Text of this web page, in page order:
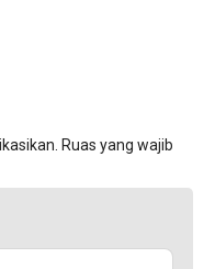
Ruas yang wajib